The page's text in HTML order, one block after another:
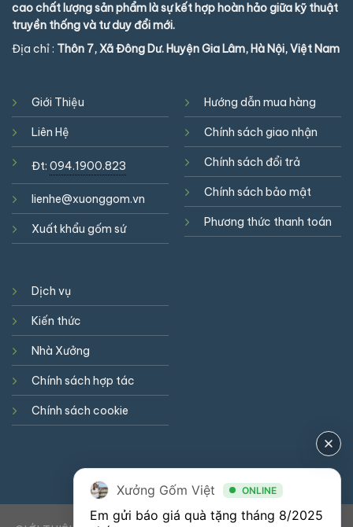
cao chất lượng sản phẩm là sự kết hợp hoàn hảo giữa kỹ thuật
truyền thống và tư duy đổi mới.
Địa chỉ : Thôn 7, Xã Đông Dư. Huyện Gia Lâm, Hà Nội, Việt Nam
Giới Thiệu
Liên Hệ
Đt: 094.1900.823
lienhe@xuonggom.vn
Xuất khẩu gốm sứ
Hướng dẫn mua hàng
Chính sách giao nhận
Chính sách đổi trả
Chính sách bảo mật
Phương thức thanh toán
Dịch vụ
Kiến thức
Nhà Xưởng
Chính sách hợp tác
Chính sách cookie
Xưởng Gốm Việt ONLINE
Em gửi báo giá quà tặng tháng 8/2025